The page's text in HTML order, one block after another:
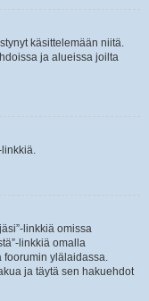
käsittelemään niitä.
ja alueissa joilta
linkkiä.
linkkiä omissa
linkkiä omalla
foorumin ylälaidassa.
ja täytä sen hakuehdot